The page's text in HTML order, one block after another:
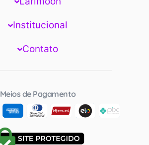
Institucional
Contato
Meios de Pagamento